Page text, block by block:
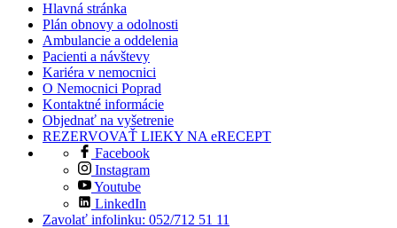
Hlavná stránka
Plán obnovy a odolnosti
Ambulancie a oddelenia
Pacienti a návštevy
Kariéra v nemocnici
O Nemocnici Poprad
Kontaktné informácie
Objednať na vyšetrenie
REZERVOVAŤ LIEKY NA eRECEPT
Facebook
Instagram
Youtube
LinkedIn
Zavolať infolinku: 052/712 51 11